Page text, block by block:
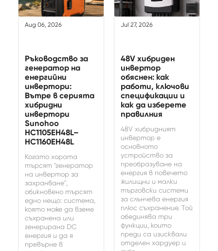
Aug 06, 2026
Ръководство за
генератор на
енергийни
инвертори:
Вътре в серията
хибридни
инвертори
Sunohoo
HC1105EH48L–
HC1160EH48L
Когато хората
търсят "генератор
на инвертор за
захранване",
обикновено търсят
едно нещо: система,
която може да вземе
съхранена или
генерирана DC
енергия и да я
превърне в
Jul 27, 2026
48V хибриден
инвертор
обяснен: как
работи, ключови
спецификации и
как да изберете
правилния
48V хибридният
инвертор е
основното
устройство за
преобразуване на
енергия в повечето
жилищни и малки
търговски системи
за слънчева енергия
плюс съхранение. Той
обединява три
функции, които
преди са изисквали
отделен хардуер и